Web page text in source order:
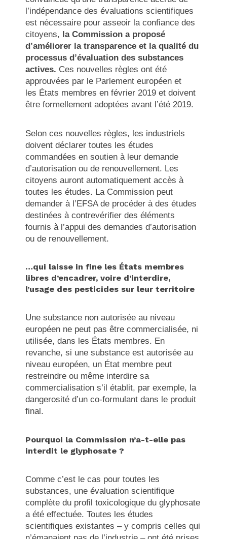
l’indépendance des évaluations scientifiques
est nécessaire pour asseoir la confiance des
citoyens, la Commission a proposé
d’améliorer la transparence et la qualité du
processus d’évaluation des substances
actives. Ces nouvelles règles ont été
approuvées par le Parlement européen et
les États membres en février 2019 et doivent
être formellement adoptées avant l’été 2019.
Selon ces nouvelles règles, les industriels
doivent déclarer toutes les études
commandées en soutien à leur demande
d’autorisation ou de renouvellement. Les
citoyens auront automatiquement accès à
toutes les études. La Commission peut
demander à l’EFSA de procéder à des études
destinées à contrevérifier des éléments
fournis à l’appui des demandes d’autorisation
ou de renouvellement.
…qui laisse in fine les États membres
libres d’encadrer, voire d’interdire,
l’usage des pesticides sur leur territoire
Une substance non autorisée au niveau
européen ne peut pas être commercialisée, ni
utilisée, dans les États membres. En
revanche, si une substance est autorisée au
niveau européen, un État membre peut
restreindre ou même interdire sa
commercialisation s’il établit, par exemple, la
dangerosité d’un co-formulant dans le produit
final.
Pourquoi la Commission n’a-t-elle pas
interdit le glyphosate ?
Comme c’est le cas pour toutes les
substances, une évaluation scientifique
complète du profil toxicologique du glyphosate
a été effectuée. Toutes les études
scientifiques existantes – y compris celles qui